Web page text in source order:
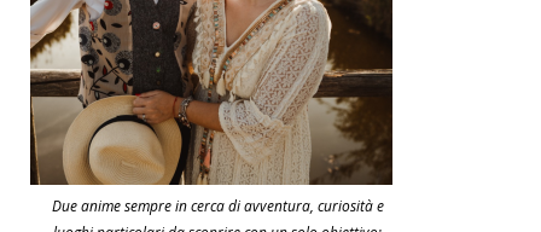
Due anime sempre in cerca di avventura, curiosità e